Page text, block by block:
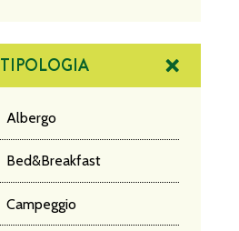
TIPOLOGIA
Albergo
Bed&Breakfast
Campeggio